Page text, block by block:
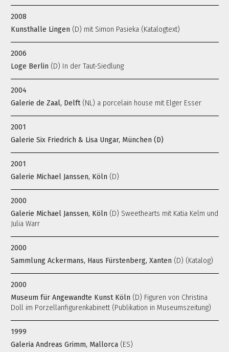
2008
Kunsthalle Lingen (D) mit Simon Pasieka (Katalogtext)
2006
Loge Berlin (D) In der Taut-Siedlung
2004
Galerie de Zaal, Delft(NL) a porcelain house mit Elger Esser
2001
Galerie Six Friedrich & Lisa Ungar, München (D)
2001
Galerie Michael Janssen, Köln (D)
2000
Galerie Michael Janssen, Köln (D) Sweethearts mit Katia Kelm und
Julia Warr
2000
Sammlung Ackermans, Haus Fürstenberg, Xanten (D) (Katalog)
2000
Museum für Angewandte Kunst Köln (D) Figuren von Christina
Doll im Porzellanfigurenkabinett (Publikation in Museumszeitung)
1999
Galeria Andreas Grimm, Mallorca (ES)